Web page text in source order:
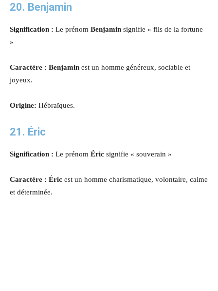
20. Benjamin
Signification : Le prénom Benjamin signifie « fils de la fortune
»
Caractère : Benjamin est un homme généreux, sociable et
joyeux.
Origine: Hébraïques.
21. Éric
Signification : Le prénom Éric signifie « souverain »
Caractère : Éric est un homme charismatique, volontaire, calme
et déterminée.